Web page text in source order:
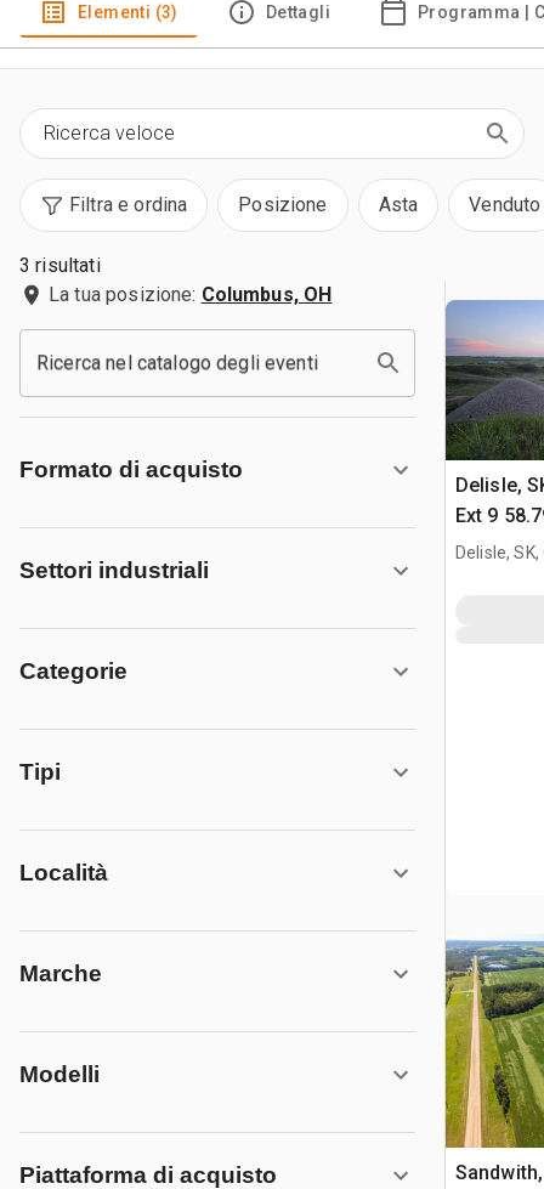
Elementi (3) Dettagli Programma |
Filtra e ordina Posizione Asta Venduto
3 risultati
La tua posizione: Columbus, OH
Ricerca nel catalogo degli eventi
Formato di acquisto
Settori industriali
Categorie
Tipi
Località
Marche
Modelli
Piattaforma di acquisto
Delisle,
Ext 9
Delisle, SK,